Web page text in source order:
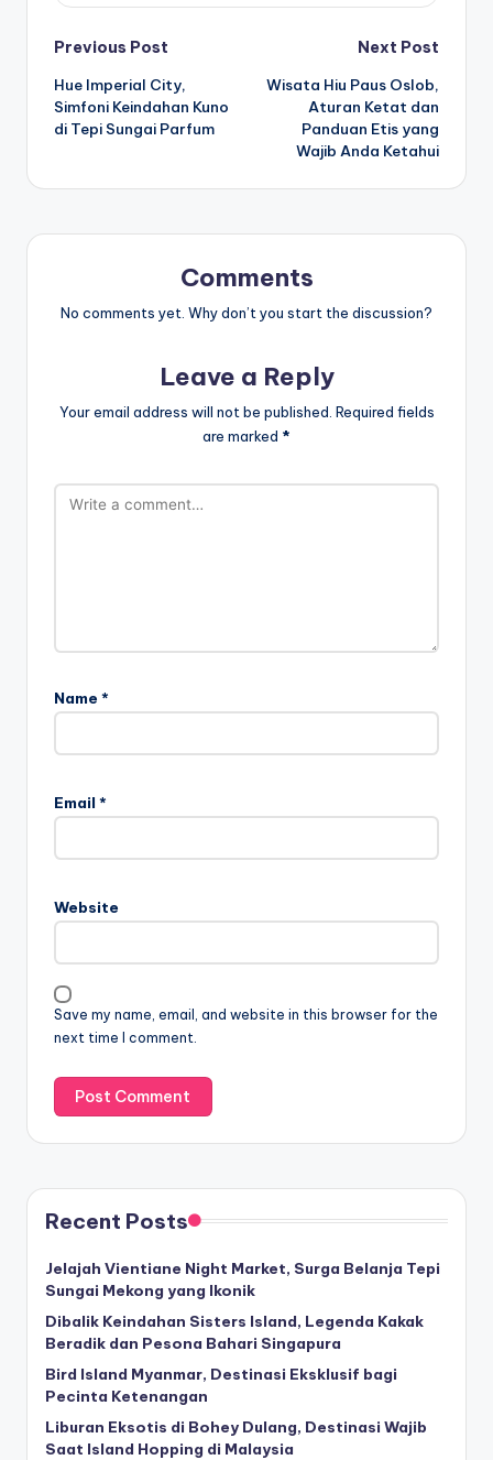
Post
navigation
Previous Post
Hue Imperial City,
Simfoni Keindahan Kuno
di Tepi Sungai Parfum
Next Post
Wisata Hiu Paus Oslob,
Aturan Ketat dan
Panduan Etis yang
Wajib Anda Ketahui
Comments
No comments yet. Why don’t you start the discussion?
Leave a Reply
Your email address will not be published. Required fields
are marked *
Name *
Email *
Website
Save my name, email, and website in this browser for the
next time I comment.
Recent Posts
Jelajah Vientiane Night Market, Surga Belanja Tepi
Sungai Mekong yang Ikonik
Dibalik Keindahan Sisters Island, Legenda Kakak
Beradik dan Pesona Bahari Singapura
Bird Island Myanmar, Destinasi Eksklusif bagi
Pecinta Ketenangan
Liburan Eksotis di Bohey Dulang, Destinasi Wajib
Saat Island Hopping di Malaysia